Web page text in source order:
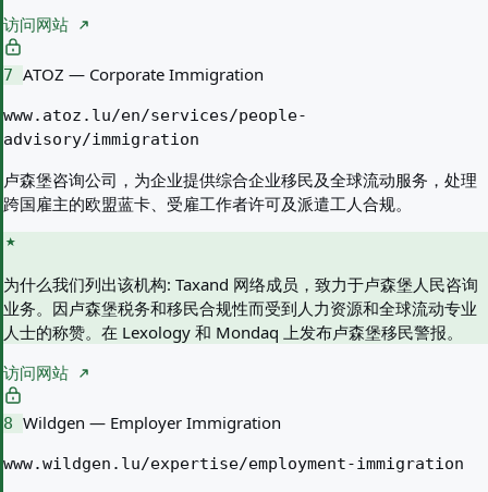
访问网站
7 ATOZ — Corporate Immigration
www.atoz.lu/en/services/people-
advisory/immigration
卢森堡咨询公司，为企业提供综合企业移民及全球流动服务，处理
跨国雇主的欧盟蓝卡、受雇工作者许可及派遣工人合规。
为什么我们列出该机构: Taxand 网络成员，致力于卢森堡人民咨询
业务。因卢森堡税务和移民合规性而受到人力资源和全球流动专业
人士的称赞。在 Lexology 和 Mondaq 上发布卢森堡移民警报。
访问网站
8 Wildgen — Employer Immigration
www.wildgen.lu/expertise/employment-immigration